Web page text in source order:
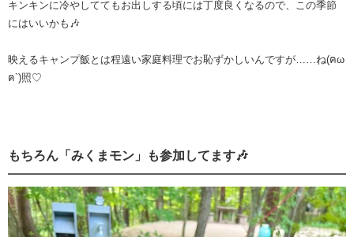
キンキンに冷やしててもお出しする頃には丁度良くなるので、この季節
にはいいかも🎶
映えるキャンプ飯とは程遠い家庭料理でお恥ずかしいんですが……ね(ฅω
ฅ`)照♡
もちろん「みくまモン」も参加してます🎶